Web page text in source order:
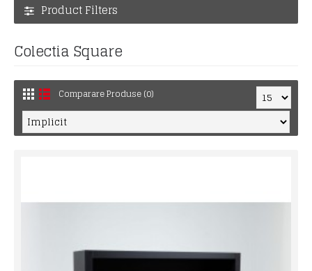
Product Filters
Colectia Square
Comparare Produse (0)